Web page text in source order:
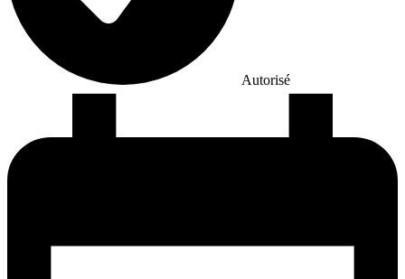
Autorisé